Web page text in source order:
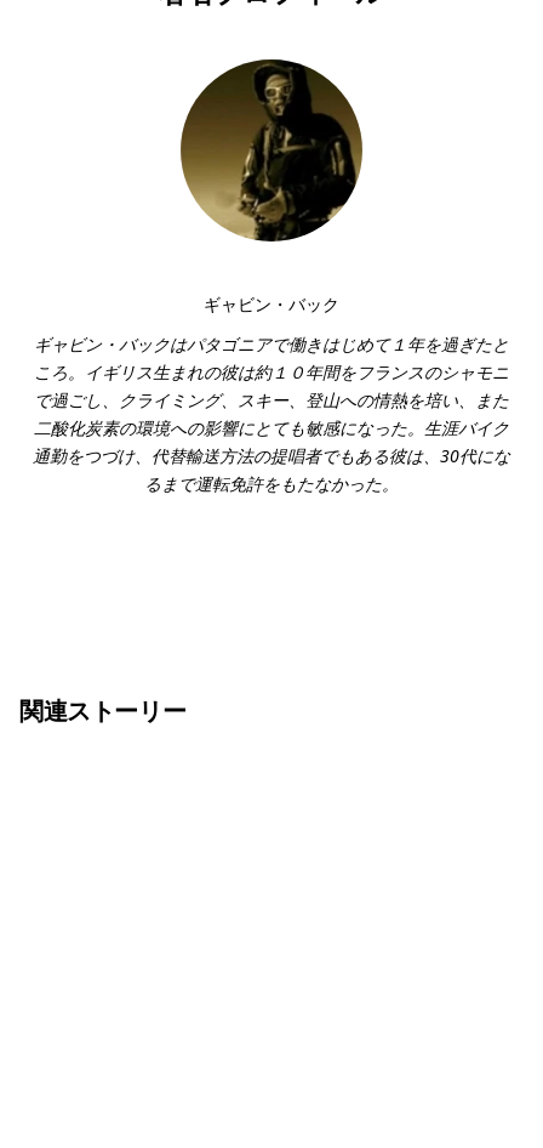
ギャビン・バック
ギャビン・バックはパタゴニアで働きはじめて１年を過ぎたと
ころ。イギリス生まれの彼は約１０年間をフランスのシャモニ
で過ごし、クライミング、スキー、登山への情熱を培い、また
二酸化炭素の環境への影響にとても敏感になった。生涯バイク
通勤をつづけ、代替輸送方法の提唱者でもある彼は、30代にな
るまで運転免許をもたなかった。
関連ストーリー